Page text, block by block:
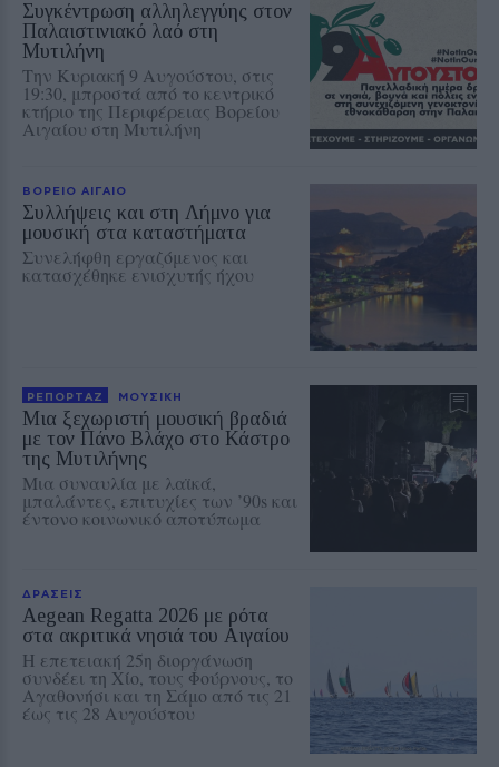
Συγκέντρωση αλληλεγγύης στον
Παλαιστινιακό λαό στη
Μυτιλήνη
Την Κυριακή 9 Αυγούστου, στις
19:30, μπροστά από το κεντρικό
κτήριο της Περιφέρειας Βορείου
Αιγαίου στη Μυτιλήνη
ΒΟΡΕΙΟ ΑΙΓΑΙΟ
Συλλήψεις και στη Λήμνο για
μουσική στα καταστήματα
Συνελήφθη εργαζόμενος και
κατασχέθηκε ενισχυτής ήχου
ΡΕΠΟΡΤΑΖ ΜΟΥΣΙΚΗ
Μια ξεχωριστή μουσική βραδιά
με τον Πάνο Βλάχο στο Κάστρο
της Μυτιλήνης
Μια συναυλία με λαϊκά,
μπαλάντες, επιτυχίες των ’90s και
έντονο κοινωνικό αποτύπωμα
ΔΡΑΣΕΙΣ
Aegean Regatta 2026 με ρότα
στα ακριτικά νησιά του Αιγαίου
Η επετειακή 25η διοργάνωση
συνδέει τη Χίο, τους Φούρνους, το
Αγαθονήσι και τη Σάμο από τις 21
έως τις 28 Αυγούστου